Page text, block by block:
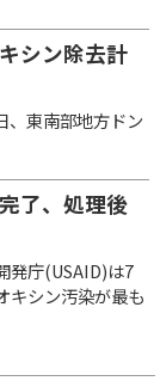
シン除去計
、東南部地方ドン
了、処理後
発庁(USAID)は7
キシン汚染が最も